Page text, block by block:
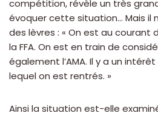
compétition, révèle un très
évoquer cette situation… Mais il
des lèvres : « On est au courant
la FFA. On est en train de
également l’AMA. Il y a un
lequel on est rentrés. »
Ainsi la situation est-elle